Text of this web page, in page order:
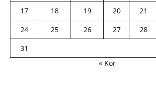
17
18 19 20 21
24
25 26 27 28
31
« Kor